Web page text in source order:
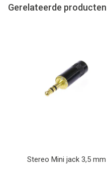
Gerelateerde producten
Stereo Mini jack 3,5 mm